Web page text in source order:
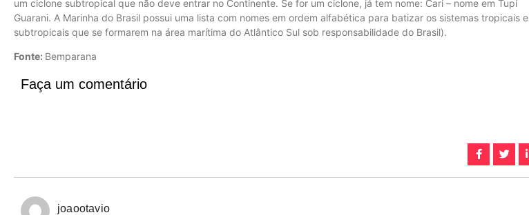
um ciclone subtropical que não deve entrar no Continente. Se for um ciclone, já tem nome: Cari – nome em Tupi
Guarani. A Marinha do Brasil possui uma lista com nomes em ordem alfabética para batizar os sistemas tropicais e
subtropicais que se formarem na área marítima do Atlântico Sul sob responsabilidade do Brasil).
Fonte: Bemparana
Faça um comentário
joaootavio